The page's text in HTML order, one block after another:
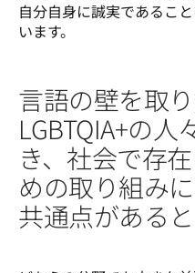
自分自身に誠実であるこ
います。
言語の壁を取り
LGBTQIA+の
き、社会で存
めの取り組み
共通点がある